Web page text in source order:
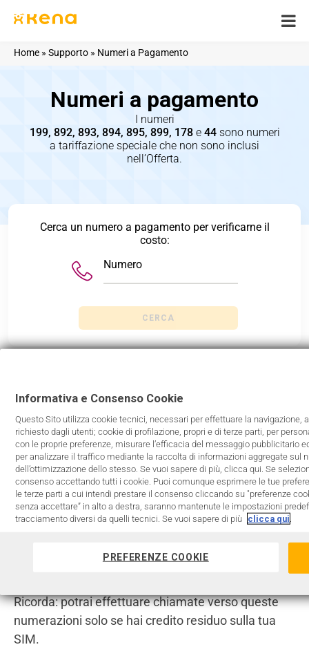
content
Home » Supporto » Numeri a Pagamento
Numeri a pagamento
I numeri
199, 892, 893, 894, 895, 899, 178e 44sono numeri
a tariffazione speciale che non sono inclusi
nell’Offerta.
Cerca un numero a pagamentoper verificarne il
costo:
Numero
CERCA
hai l’opportunità di scegliere il blocco/sblocco delle
chiamate verso le seguenti numerazioni:892, 893,
894, 895, 899 e 44.
Tutte le altre Numerazioni a Pagamento restano
sempre disponibili.
Le informazioni sui costi delle singole numerazioni
ti saranno comunicate dal fornitore del Servizio
prima di essere messo in connessione con il
Ricorda: potrai effettuare chiamate verso queste
numerazioni solo se hai credito residuo sulla tua
SIM.
Informativa e Consenso Cookie
Questo Sito utilizza cookie tecnici, necessari per effettuare la navigazione,
richiesto dagli utenti; cookie di profilazione, propri e di terze parti, per
con le proprie preferenze, misurare l’efficacia del messaggio
per analizzare il traffico mediante la raccolta di informazioni aggregate sul
dell’ottimizzazione dello stesso. Se vuoi sapere di più, clicca qui. Se
consenso accettando tutti i cookie. Puoi comunque esprimere le tue
le terze parti a cui intendi prestare il consenso cliccando su "preferenze
senza accettare” in alto a destra, saranno mantenute le impostazioni
tracciamento diversi da quelli tecnici. Se vuoi sapere di più clicca qui
PREFERENZE COOKIE